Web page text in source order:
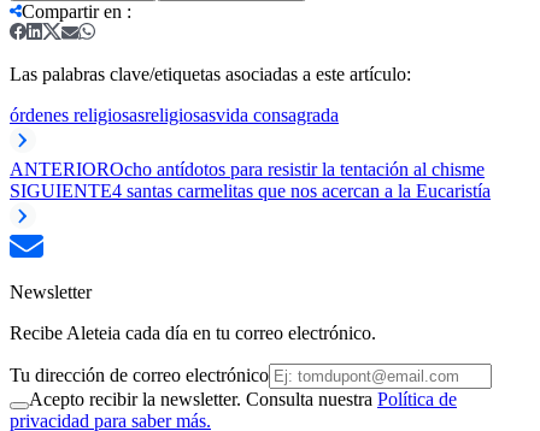
Compartir en :
Las palabras clave/etiquetas asociadas a este artículo:
órdenes religiosasreligiosasvida consagrada
ANTERIOROcho antídotos para resistir la tentación al chisme
SIGUIENTE4 santas carmelitas que nos acercan a la Eucaristía
Newsletter
Recibe Aleteia cada día en tu correo electrónico.
Tu dirección de correo electrónico
Acepto recibir la newsletter. Consulta nuestra Política de
privacidad para saber más.